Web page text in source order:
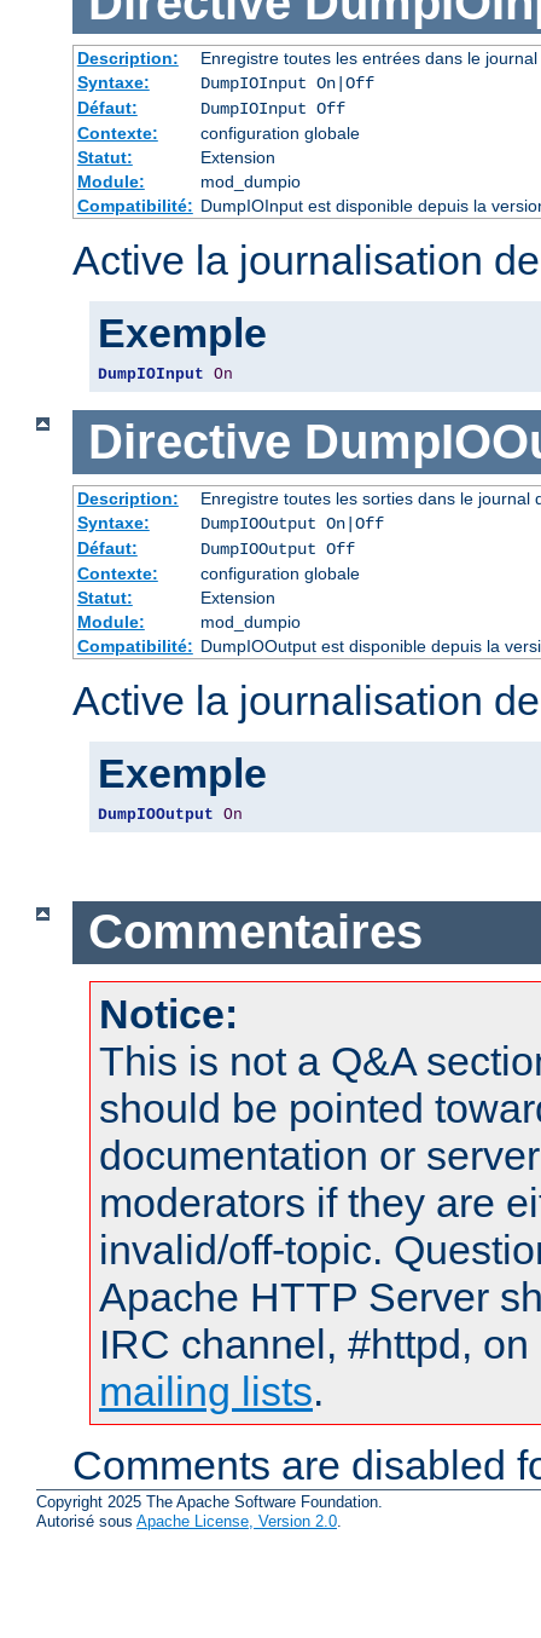
Description:
Enregistre toutes les entrées dans le
Syntaxe:
DumpIOInput On|Off
Défaut:
DumpIOInput Off
Contexte:
configuration globale
Statut:
Extension
Module:
mod_dumpio
Compatibilité: DumpIOInput est disponible depuis la
Active la journalisation
Exemple
DumpIOInput On
Directive
Description:
Enregistre toutes les sorties dans le journal
Syntaxe:
DumpIOOutput On|Off
Défaut:
DumpIOOutput Off
Contexte:
configuration globale
Statut:
Extension
Module:
mod_dumpio
Compatibilité: DumpIOOutput est disponible depuis la
Active la journalisation
Exemple
DumpIOOutput On
Commentaires
Notice:
This is not a Q&A
should be pointed
documentation or
moderators if they are
invalid/off-topic.
Apache HTTP Server
IRC channel, #httpd,
mailing lists.
Comments are disabled
Copyright 2025 The Apache Software Foundation.
Autorisé sous Apache License, Version 2.0.